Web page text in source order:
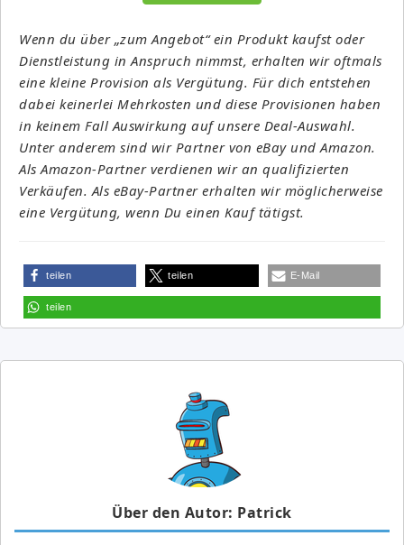
Wenn du über „zum Angebot“ ein Produkt kaufst oder
Dienstleistung in Anspruch nimmst, erhalten wir oftmals
eine kleine Provision als Vergütung. Für dich entstehen
dabei keinerlei Mehrkosten und diese Provisionen haben
in keinem Fall Auswirkung auf unsere Deal-Auswahl.
Unter anderem sind wir Partner von eBay und Amazon.
Als Amazon-Partner verdienen wir an qualifizierten
Verkäufen. Als eBay-Partner erhalten wir möglicherweise
eine Vergütung, wenn Du einen Kauf tätigst.
teilen teilen E-Mail
teilen
Über den Autor: Patrick